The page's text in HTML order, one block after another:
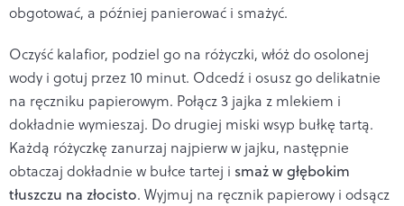
obgotować, a później panierować i smażyć.
Oczyść kalafior, podziel go na różyczki, włóż do osolonej
wody i gotuj przez 10 minut. Odcedź i osusz go delikatnie
na ręczniku papierowym. Połącz 3 jajka z mlekiem i
dokładnie wymieszaj. Do drugiej miski wsyp bułkę tartą.
Każdą różyczkę zanurzaj najpierw w jajku, następnie
obtaczaj dokładnie w bułce tartej i smaż w głębokim
tłuszczu na złocisto. Wyjmuj na ręcznik papierowy i odsącz